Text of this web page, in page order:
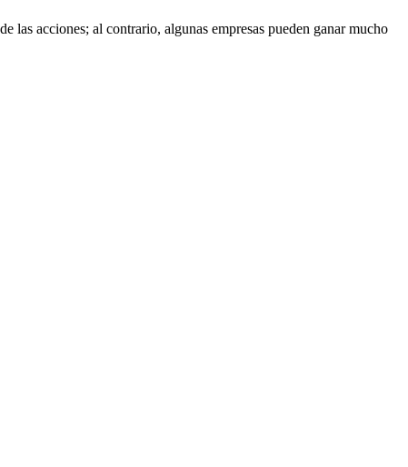
las acciones; al contrario, algunas empresas pueden ganar mucho